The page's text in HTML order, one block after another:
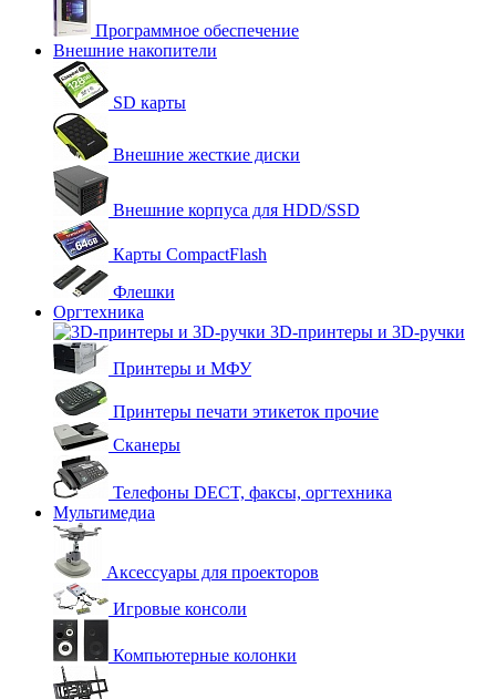
Программное обеспечение
Внешние накопители
SD карты
Внешние жесткие диски
Внешние корпуса для HDD/SSD
Карты CompactFlash
Флешки
Оргтехника
3D-принтеры и 3D-ручки
Принтеры и МФУ
Принтеры печати этикеток прочие
Сканеры
Телефоны DECT, факсы, оргтехника
Мультимедиа
Аксессуары для проекторов
Игровые консоли
Компьютерные колонки